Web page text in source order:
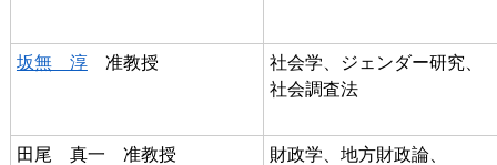
坂無　淳 准教授
社会学、ジェンダー研究、
社会調査法
田尾　真一　准教授
財政学、地方財政論、